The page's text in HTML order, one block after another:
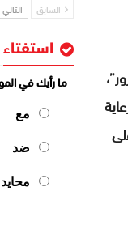
السابق التالي
استفتاء
ما رأيك في
مع
ضد
محايد